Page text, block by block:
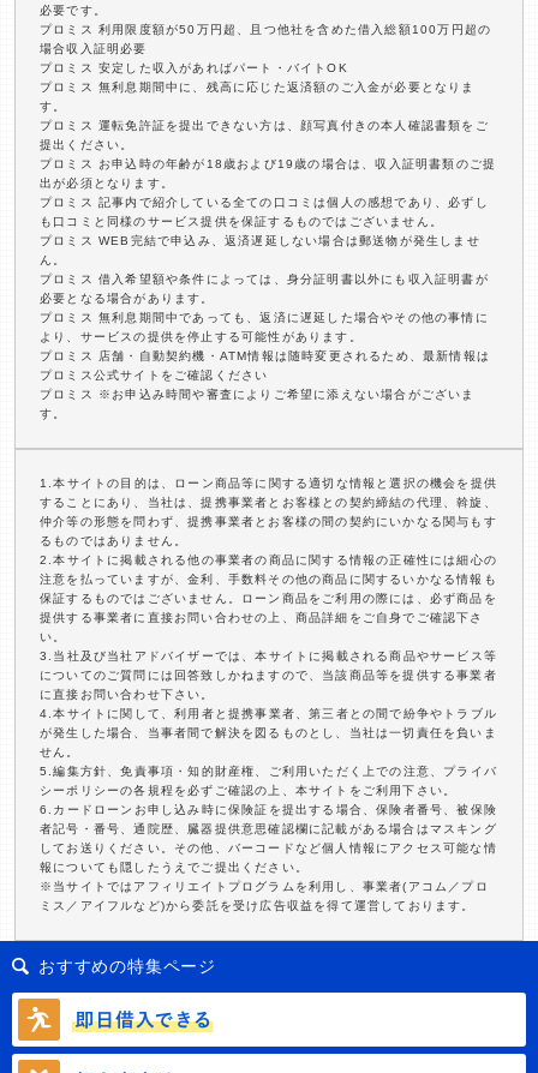
必要です。
プロミス 利用限度額が50万円超、且つ他社を含めた借入総額100万円超の
場合収入証明必要
プロミス 安定した収入があればパート・バイトOK
プロミス 無利息期間中に、残高に応じた返済額のご入金が必要となりま
す。
プロミス 運転免許証を提出できない方は、顔写真付きの本人確認書類をご
提出ください。
プロミス お申込時の年齢が18歳および19歳の場合は、収入証明書類のご提
出が必須となります。
プロミス 記事内で紹介している全ての口コミは個人の感想であり、必ずし
も口コミと同様のサービス提供を保証するものではございません。
プロミス WEB完結で申込み、返済遅延しない場合は郵送物が発生しませ
ん。
プロミス 借入希望額や条件によっては、身分証明書以外にも収入証明書が
必要となる場合があります。
プロミス 無利息期間中であっても、返済に遅延した場合やその他の事情に
より、サービスの提供を停止する可能性があります。
プロミス 店舗・自動契約機・ATM情報は随時変更されるため、最新情報は
プロミス公式サイトをご確認ください
プロミス ※お申込み時間や審査によりご希望に添えない場合がございま
す。
1.本サイトの目的は、ローン商品等に関する適切な情報と選択の機会を提供
することにあり、当社は、提携事業者とお客様との契約締結の代理、斡旋、
仲介等の形態を問わず、提携事業者とお客様の間の契約にいかなる関与もす
るものではありません。
2.本サイトに掲載される他の事業者の商品に関する情報の正確性には細心の
注意を払っていますが、金利、手数料その他の商品に関するいかなる情報も
保証するものではございません。ローン商品をご利用の際には、必ず商品を
提供する事業者に直接お問い合わせの上、商品詳細をご自身でご確認下さ
い。
3.当社及び当社アドバイザーでは、本サイトに掲載される商品やサービス等
についてのご質問には回答致しかねますので、当該商品等を提供する事業者
に直接お問い合わせ下さい。
4.本サイトに関して、利用者と提携事業者、第三者との間で紛争やトラブル
が発生した場合、当事者間で解決を図るものとし、当社は一切責任を負いま
せん。
5.編集方針、免責事項・知的財産権、ご利用いただく上での注意、プライバ
シーポリシーの各規程を必ずご確認の上、本サイトをご利用下さい。
6.カードローンお申し込み時に保険証を提出する場合、保険者番号、被保険
者記号・番号、通院歴、臓器提供意思確認欄に記載がある場合はマスキング
してお送りください。その他、バーコードなど個人情報にアクセス可能な情
報についても隠したうえでご提出ください。
※当サイトではアフィリエイトプログラムを利用し、事業者(アコム／プロ
ミス／アイフルなど)から委託を受け広告収益を得て運営しております。
おすすめの特集ページ